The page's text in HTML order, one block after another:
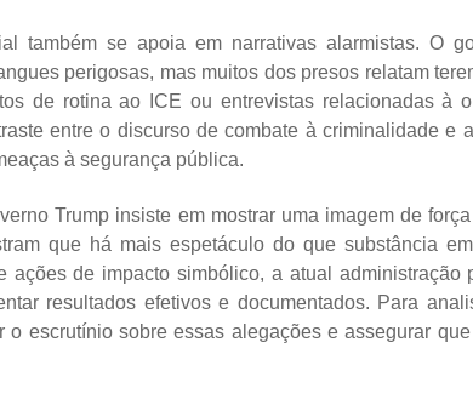
também se apoia em narrativas alarmistas. O
perigosas, mas muitos dos presos relatam
de rotina ao ICE ou entrevistas relacionadas à
entre o discurso de combate à criminalidade e
à segurança pública.
Trump insiste em mostrar uma imagem de
que há mais espetáculo do que substância
ações de impacto simbólico, a atual
resultados efetivos e documentados. Para
o escrutínio sobre essas alegações e assegurar